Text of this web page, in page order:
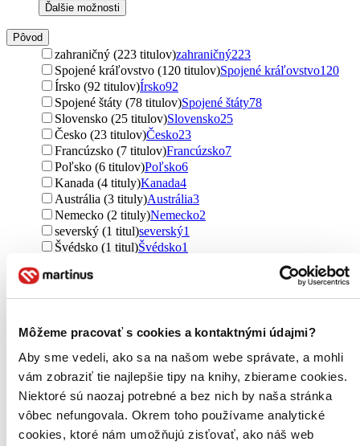
Môžeme pracovať s cookies a kontaktnými údajmi?
Aby sme vedeli, ako sa na našom webe správate, a mohli
vám zobraziť tie najlepšie tipy na knihy, zbierame cookies.
Niektoré sú naozaj potrebné a bez nich by naša stránka
vôbec nefungovala. Okrem toho používame analytické
cookies, ktoré nám umožňujú zisťovať, ako náš web
Ďalšie možnosti
Pôvod
zahraničný (223 titulov)zahraničný223
Spojené kráľovstvo (120 titulov)Spojené kráľovstvo120
Írsko (92 titulov)Írsko92
Spojené štáty (78 titulov)Spojené štáty78
Slovensko (25 titulov)Slovensko25
Česko (23 titulov)Česko23
Francúzsko (7 titulov)Francúzsko7
Poľsko (6 titulov)Poľsko6
Kanada (4 tituly)Kanada4
Austrália (3 tituly)Austrália3
Nemecko (2 tituly)Nemecko2
severský (1 titul)severský1
Švédsko (1 titul)Švédsko1
Ďalšie možnosti
romány (368 titulov)romány
poviedky (117 titulov)
učebnice (92 titulov)učebnice92
fantasy (124 titulov)fantasy124
sci-fi (29 titulov)sci-fi29
dark fantasy (28 titulov)dark fantasy 28